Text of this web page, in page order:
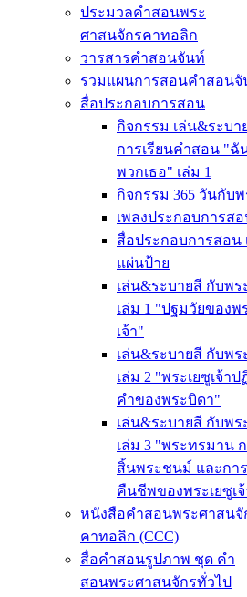
ประมวลคำสอนพระ
ศาสนจักรคาทอลิก
วารสารคำสอนจันท์
รวมแผนการสอนคำสอนจั
สื่อประกอบการสอน
กิจกรรม เล่น&ระบา
การเรียนคำสอน "ฉั
พวกเธอ" เล่ม 1
กิจกรรม 365 วันกับพ
เพลงประกอบการส
สื่อประกอบการสอน
แผ่นป้าย
เล่น&ระบายสี กับพร
เล่ม 1 "ปฐมวัยของพ
เจ้า"
เล่น&ระบายสี กับพร
เล่ม 2 "พระเยซูเจ้า
คำของพระบิดา"
เล่น&ระบายสี กับพร
เล่ม 3 "พระทรมาน
สิ้นพระชนม์ และกา
คืนชีพของพระเยซูเ
หนังสือคำสอนพระศาสนจั
คาทอลิก (CCC)
สื่อคำสอนรูปภาพ ชุด คำ
สอนพระศาสนจักรทั่วไป